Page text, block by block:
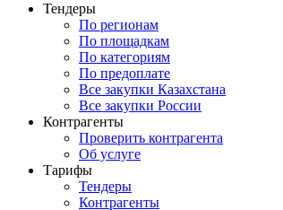
Тендеры
По регионам
По площадкам
По категориям
По предоплате
Все закупки Казахстана
Все закупки России
Контрагенты
Проверить контрагента
Об услуге
Тарифы
Тендеры
Контрагенты